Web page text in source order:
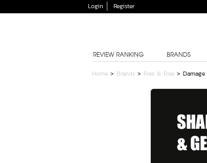
Login Register
REVIEW RANKING BRANDS
Home > Brands > Free & Free >